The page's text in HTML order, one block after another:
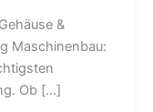
&
Maschinenbau:
Ob […]